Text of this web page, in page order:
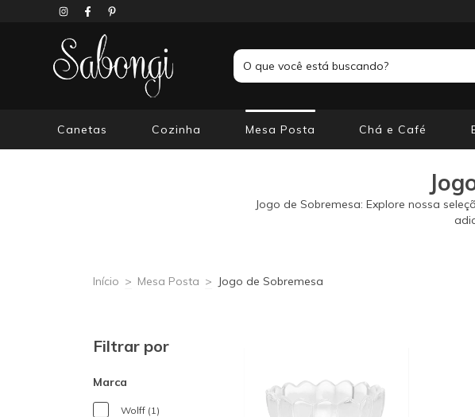
Canetas Cozinha Mesa Posta Chá e Café
Jogo de Sobremesa: Explore nossa
Início > Mesa Posta > Jogo de Sobremesa
Filtrar por
Marca
Wolff (1)